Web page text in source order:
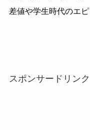
差値や学生時代のエ
スポンサードリンク